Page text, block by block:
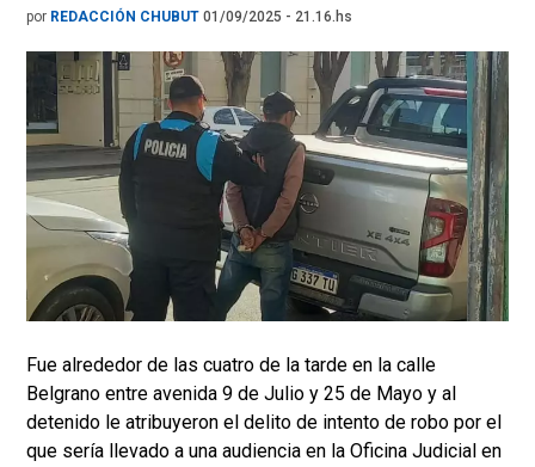
por REDACCIÓN CHUBUT 01/09/2025 - 21.16.hs
Fue alrededor de las cuatro de la tarde en la calle
Belgrano entre avenida 9 de Julio y 25 de Mayo y al
detenido le atribuyeron el delito de intento de robo por el
que sería llevado a una audiencia en la Oficina Judicial en